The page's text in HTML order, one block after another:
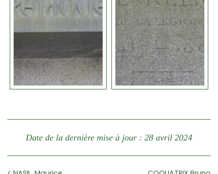
Date de la dernière mise à jour : 28 avril 2024